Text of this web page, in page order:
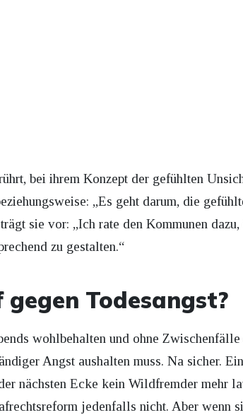
bei ihrem Konzept der gefühlten
„Es geht darum, die
sie vor: „Ich rate den Kommunen
zu gestalten.“
Todesangst?
wohlbehalten und ohne
Angst aushalten muss. Na sicher.
nächsten Ecke kein Wildfremder mehr
jedenfalls nicht. Aber wenn